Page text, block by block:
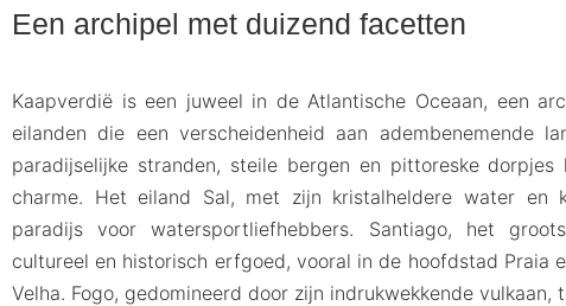
Een archipel met duizend facetten
Kaapverdië is een juweel in de Atlantische Oceaan, een
eilanden die een verscheidenheid aan adembenemende
paradijselijke stranden, steile bergen en pittoreske
charme. Het eiland Sal, met zijn kristalheldere water en
paradijs voor watersportliefhebbers. Santiago, het
cultureel en historisch erfgoed, vooral in de hoofdstad Praia
Velha. Fogo, gedomineerd door zijn indrukwekkende